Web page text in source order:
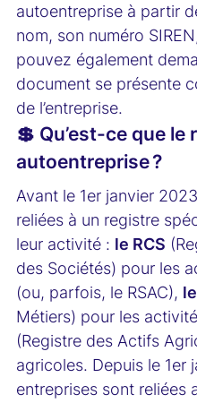
autoentreprise à partir
nom, son numéro
pouvez également
document se présente
de l’entreprise.
💲 Qu’est-ce que le
autoentreprise ?
Avant le 1er janvier
reliées à un registre
leur activité : le RCS
des Sociétés) pour les
(ou, parfois, le RSAC),
Métiers) pour les
(Registre des Actifs
agricoles. Depuis le 1er
entreprises sont reliées